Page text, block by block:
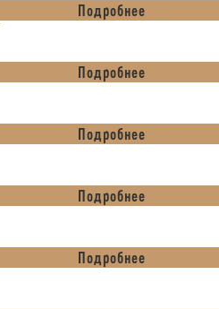
Подробнее
Подробнее
Подробнее
Подробнее
Подробнее